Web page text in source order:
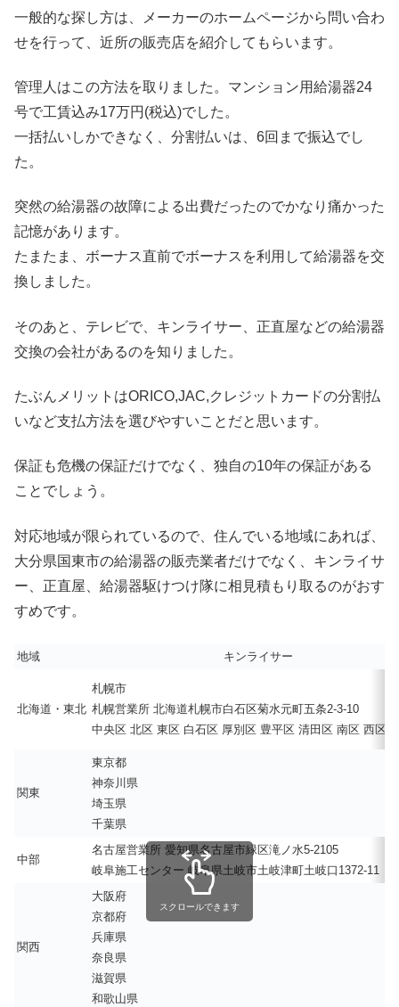
一般的な探し方は、メーカーのホームページから問い合わ
せを行って、近所の販売店を紹介してもらいます。
管理人はこの方法を取りました。マンション用給湯器24
号で工賃込み17万円(税込)でした。
一括払いしかできなく、分割払いは、6回まで振込でし
た。
突然の給湯器の故障による出費だったのでかなり痛かった
記憶があります。
たまたま、ボーナス直前でボーナスを利用して給湯器を交
換しました。
そのあと、テレビで、キンライサー、正直屋などの給湯器
交換の会社があるのを知りました。
たぶんメリットはORICO,JAC,クレジットカードの分割払
いなど支払方法を選びやすいことだと思います。
保証も危機の保証だけでなく、独自の10年の保証がある
ことでしょう。
対応地域が限られているので、住んでいる地域にあれば、
大分県国東市の給湯器の販売業者だけでなく、キンライサ
ー、正直屋、給湯器駆けつけ隊に相見積もり取るのがおす
すめです。
地域 キンライサー
北海道・東北
札幌市
札幌営業所 北海道札幌市白石区菊水元町五条2-3-10
中央区 北区 東区 白石区 厚別区 豊平区 清田区 南区 西区
関東
東京都
神奈川県
埼玉県
千葉県
中部
名古屋営業所 愛知県名古屋市緑区滝ノ水5-2105
岐阜施工センター 岐阜県土岐市土岐津町土岐口1372-11
関西
大阪府
京都府
兵庫県
奈良県
滋賀県
和歌山県
スクロールできます